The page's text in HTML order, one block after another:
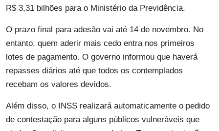
R$ 3,31 bilhões para o Ministério da Previdência.
O prazo final para adesão vai até 14 de novembro. No
entanto, quem aderir mais cedo entra nos primeiros
lotes de pagamento. O governo informou que haverá
repasses diários até que todos os contemplados
recebam os valores devidos.
Além disso, o INSS realizará automaticamente o pedido
de contestação para alguns públicos vulneráveis que